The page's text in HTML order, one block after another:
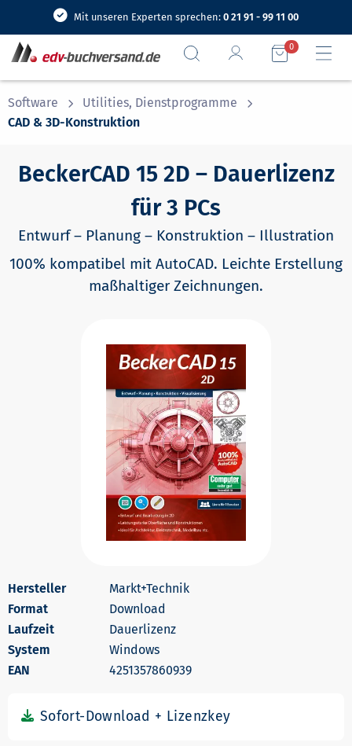
Mit unseren Experten sprechen: 0 21 91 - 99 11 00
0
Software
Utilities, Dienstprogramme
Gehört zur Kategorie:
CAD & 3D-Konstruktion
BeckerCAD 15 2D – Dauerlizenz
für 3 PCs
Entwurf – Planung – Konstruktion – Illustration
100% kompatibel mit AutoCAD. Leichte Erstellung
maßhaltiger Zeichnungen.
Markt+Technik
Download
Dauerlizenz
Windows
4251357860939